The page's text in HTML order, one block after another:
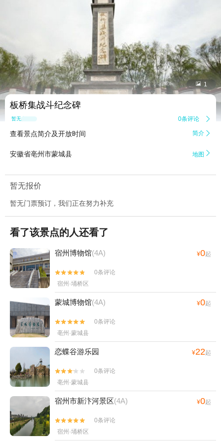
 1
板桥集战斗纪念碑
暂无点评 0条评论 
查看景点简介及开放时间 简介 
安徽省亳州市蒙城县 地图 
暂无报价
暂无门票预订，我们正在努力补充
看了该景点的人还看了
宿州博物馆(4A) ¥0起


0条评论
宿州·埇桥区
蒙城博物馆(4A) ¥0起


0条评论
亳州·蒙城县
恋蝶谷游乐园 ¥22起


0条评论
亳州·蒙城县
宿州市新汴河景区(4A) ¥0起


0条评论
宿州·埇桥区